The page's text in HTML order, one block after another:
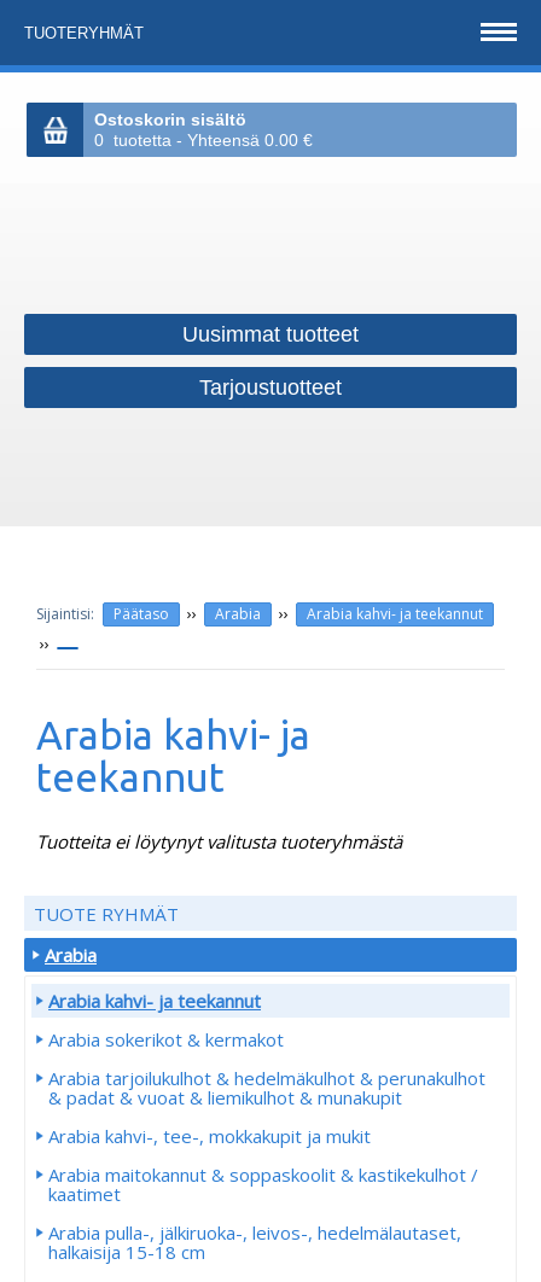
TUOTERYHMÄT
Ostoskorin sisältö
0 tuotetta - Yhteensä 0.00 €
Uusimmat tuotteet
Tarjoustuotteet
Päätaso ›› Arabia ›› Arabia kahvi- ja teekannut
››
Arabia kahvi- ja
teekannut
Tuotteita ei löytynyt valitusta tuoteryhmästä
TUOTE RYHMÄT
Arabia
Arabia kahvi- ja teekannut
Arabia sokerikot & kermakot
Arabia tarjoilukulhot & hedelmäkulhot & perunakulhot
& padat & vuoat & liemikulhot & munakupit
Arabia kahvi-, tee-, mokkakupit ja mukit
Arabia maitokannut & soppaskoolit & kastikekulhot /
kaatimet
Arabia pulla-, jälkiruoka-, leivos-, hedelmälautaset,
halkaisija 15-18 cm